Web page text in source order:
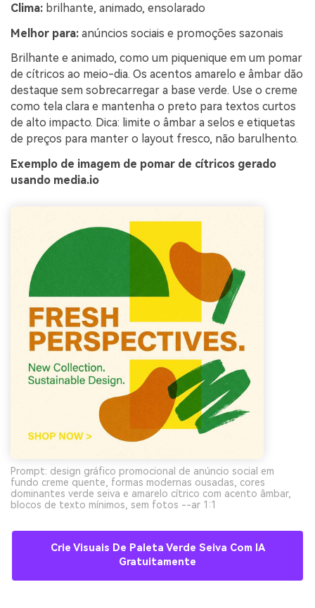
Clima: brilhante, animado, ensolarado
Melhor para: anúncios sociais e promoções sazonais
Brilhante e animado, como um piquenique em um pomar
de cítricos ao meio-dia. Os acentos amarelo e âmbar dão
destaque sem sobrecarregar a base verde. Use o creme
como tela clara e mantenha o preto para textos curtos
de alto impacto. Dica: limite o âmbar a selos e etiquetas
de preços para manter o layout fresco, não barulhento.
Exemplo de imagem de pomar de cítricos gerado
usando media.io
Prompt: design gráfico promocional de anúncio social em
fundo creme quente, formas modernas ousadas, cores
dominantes verde seiva e amarelo cítrico com acento âmbar,
blocos de texto mínimos, sem fotos --ar 1:1
Crie Visuais De Paleta Verde Seiva Com IA
Gratuitamente